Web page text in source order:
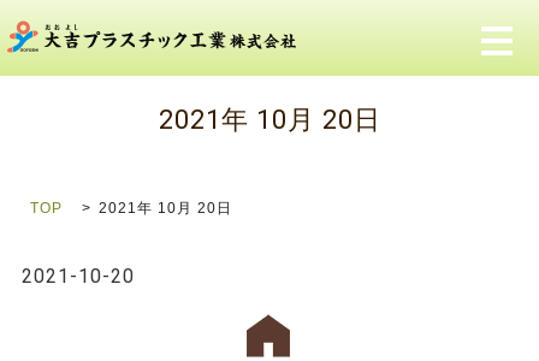
メ
2021年 10月 20日
TOP 2021年 10月 20日
2021-10-20